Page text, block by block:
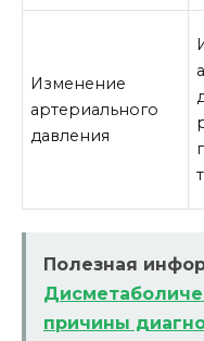
Изменение
артериального
давления
Полезная
причины